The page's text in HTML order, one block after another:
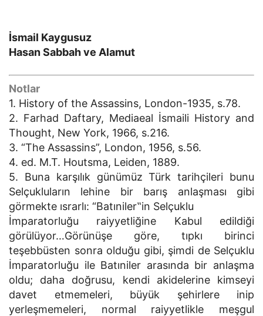
İsmail Kaygusuz
Hasan Sabbah ve Alamut
Notlar
1. History of the Assassins, London-1935, s.78.
2. Farhad Daftary, Mediaeal İsmaili History and
Thought, New York, 1966, s.216.
3. “The Assassins”, London, 1956, s.56.
4. ed. M.T. Houtsma, Leiden, 1889.
5. Buna karşılık günümüz Türk tarihçileri bunu
Selçukluların lehine bir barış anlaşması gibi
görmekte ısrarlı: “Batıniler‟in Selçuklu
İmparatorluğu raiyyetliğine Kabul edildiği
görülüyor…Görünüşe göre, tıpkı birinci
teşebbüsten sonra olduğu gibi, şimdi de Selçuklu
İmparatorluğu ile Batıniler arasında bir anlaşma
oldu; daha doğrusu, kendi akidelerine kimseyi
davet etmemeleri, büyük şehirlere inip
yerleşmemeleri, normal raiyyetlikle meşgul